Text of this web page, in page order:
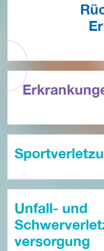
Unfall- und
versorgung